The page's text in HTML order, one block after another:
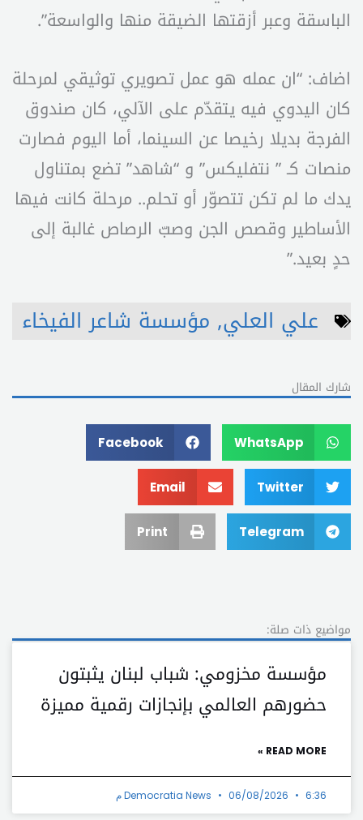
الباسقة وعبر أزقتها الضيقة منها والواسعة”.
اضاف: “ان عمله هو عمل تصويري توثيقي لمرحلة
كان اليدوي فيه يتقدّم على الآلي، كان صندوق
الفرجة بديلا رخيصا عن السينما، أما اليوم فصارت
منصات كـ ” نتفليكس” و “شاهد” تضع بمتناول
يدك ما لم تكن تتصوّر أو تحلم.. مرحلة كانت فيها
الأساطير وقصص الجن وصبّ الرصاص غالبة إلى
حدٍ بعيد.”
علي العلي, مؤسسة شاعر الفيخاء
شارك المقال
WhatsApp
Facebook
Twitter
Email
Telegram
Print
مواضيع ذات صلة:
مؤسسة مخزومي: شباب لبنان يثبتون
حضورهم العالمي بإنجازات رقمية مميزة
READ MORE »
Democratia News 06/08/2026 6:36 م